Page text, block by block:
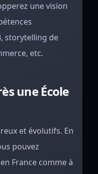
une vision
storytelling de
etc.
une École
et évolutifs. En
pouvez
France comme à